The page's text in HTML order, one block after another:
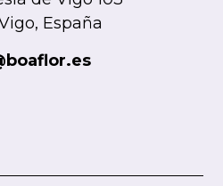
España